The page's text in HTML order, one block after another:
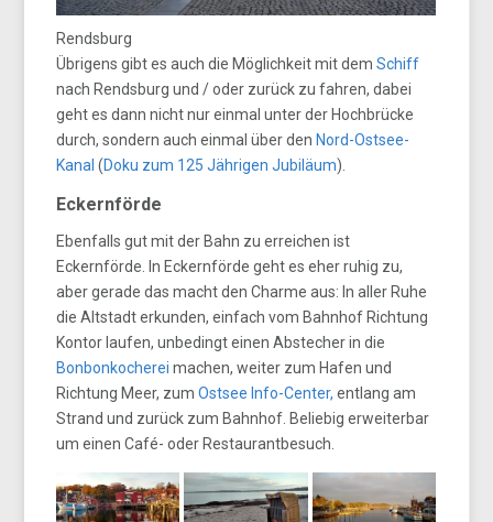
Rendsburg
Übrigens gibt es auch die Möglichkeit mit demSchiff
nach Rendsburg und / oder zurück zu fahren, dabei
geht es dann nicht nur einmal unter der Hochbrücke
durch, sondern auch einmal über den Nord-Ostsee-
Kanal(Doku zum 125 Jährigen Jubiläum).
Eckernförde
Ebenfalls gut mit der Bahn zu erreichen ist
Eckernförde. In Eckernförde geht es eher ruhig zu,
aber gerade das macht den Charme aus: In aller Ruhe
die Altstadt erkunden, einfach vom Bahnhof Richtung
Kontor laufen, unbedingt einen Abstecher in die
Bonbonkocherei machen, weiter zum Hafen und
Richtung Meer, zumOstsee Info-Center, entlang am
Strand und zurück zum Bahnhof. Beliebig erweiterbar
um einen Café- oder Restaurantbesuch.